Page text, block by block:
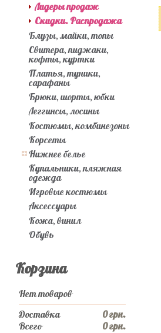
Лидеры продаж
Скидки. Распродажа
Блузы, майки, топы
Свитера, пиджаки,
кофты, куртки
Платья, туники,
сарафаны
Брюки, шорты, юбки
Леггинсы, лосины
Костюмы, комбинезоны
Корсеты
Нижнее белье
Купальники, пляжная
одежда
Игровые костюмы
Аксессуары
Кожа, винил
Обувь
Корзина
Нет товаров
Доставка
0 грн.
Всего
0 грн.